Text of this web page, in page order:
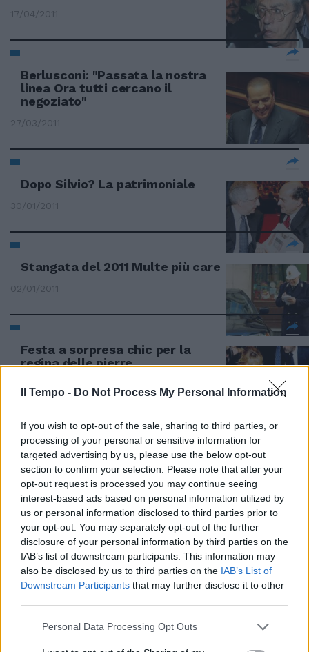
Il Tempo - Do Not Process My Personal Information
If you wish to opt-out of the sale, sharing to third parties, or
processing of your personal or sensitive information for
targeted advertising by us, please use the below opt-out
section to confirm your selection. Please note that after your
opt-out request is processed you may continue seeing
interest-based ads based on personal information utilized by
us or personal information disclosed to third parties prior to
your opt-out. You may separately opt-out of the further
disclosure of your personal information by third parties on the
IAB’s list of downstream participants. This information may
also be disclosed by us to third parties on the IAB’s List of
Downstream Participants that may further disclose it to other
Personal Data Processing Opt Outs
17/04/2011
Berlusconi: "Passata la nostra
linea Ora tutti cercano il
negoziato"
27/03/2011
Dopo Silvio? La patrimoniale
30/01/2011
Stangata del 2011 Multe più care
02/01/2011
Festa a sorpresa chic per la
regina delle pierre
Crollo degli abbonamenti
(10.000) rispetto ai 27.500 della
passata stagione
12/09/2010
La Lazio ha perso
immeritatamente contro la
squadra guidata da Walter
Zenga dell'Al Nassr, che è
passata sotto la pioggia di
Auronzo col minimo sforzo,
sfruttando le disattenzioni
difensive dei biancocelesti.